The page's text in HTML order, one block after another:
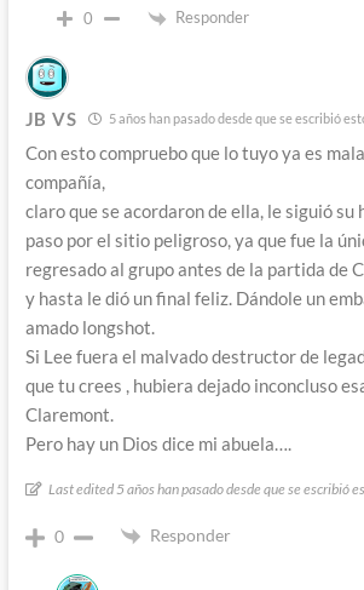
0 Responder
JB VS 5 años han pasado desde que se escribió
Con esto compruebo que lo tuyo ya es
compañía,
claro que se acordaron de ella, le siguió
paso por el sitio peligroso, ya que fue la
regresado al grupo antes de la partida de
y hasta le dió un final feliz. Dándole un
amado longshot.
Si Lee fuera el malvado destructor de
que tu crees , hubiera dejado inconcluso
Claremont.
Pero hay un Dios dice mi abuela….
Last edited 5 años han pasado desde que se escribió
0 Responder